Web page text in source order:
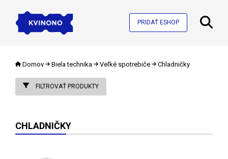
PRIDAŤ ESHOP
Domov Biela technika Veľké spotrebiče Chladničky
FILTROVAŤ PRODUKTY
CHLADNIČKY